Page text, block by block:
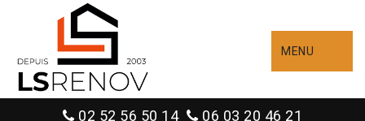
MENU
02 52 56 50 14 06 03 20 46 21